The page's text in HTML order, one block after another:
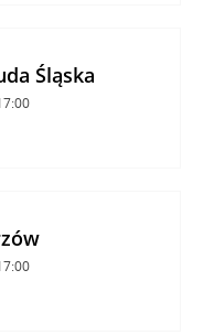
Śląska